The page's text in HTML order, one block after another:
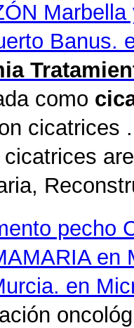
como
cicatrices